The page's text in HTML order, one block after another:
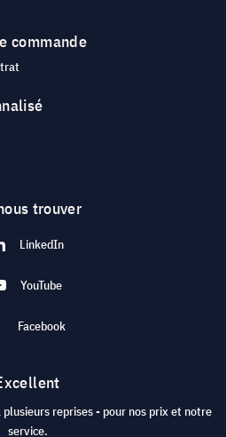
commande
trouver
LinkedIn
YouTube
Facebook
plusieurs reprises - pour nos prix et notre
service.